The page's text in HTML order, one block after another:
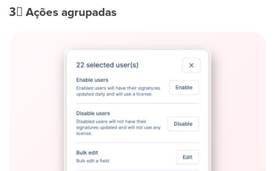
3⃣ Ações agrupadas